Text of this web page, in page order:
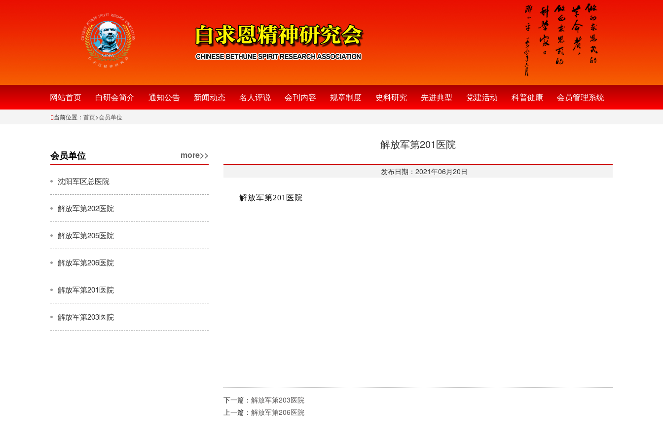
网站首页 白研会简介 通知公告 新闻动态 名人评说 会刊内容 规章制度 史料研究 先进典型 党建活动 科普健康 会员管理系统
当前位置： 首页>会员单位
会员单位 more>>
沈阳军区总医院
解放军第202医院
解放军第205医院
解放军第206医院
解放军第201医院
解放军第203医院
解放军第201医院
发布日期：2021年06月20日
解放军第201医院
下一篇： 解放军第203医院
上一篇： 解放军第206医院